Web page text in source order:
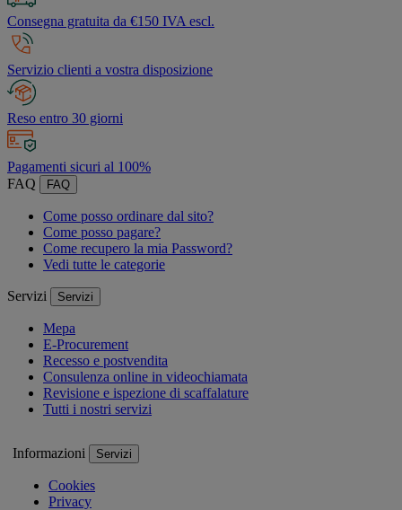
Consegna gratuita da €150 IVA escl.
Servizio clienti a vostra disposizione
Reso entro 30 giorni
Pagamenti sicuri al 100%
FAQ
FAQ
Come posso ordinare dal sito?
Come posso pagare?
Come recupero la mia Password?
Vedi tutte le categorie
Servizi Servizi
Mepa
E-Procurement
Recesso e postvendita
Consulenza online in videochiamata
Revisione e ispezione di scaffalature
Tutti i nostri servizi
Informazioni Servizi
Cookies
Privacy